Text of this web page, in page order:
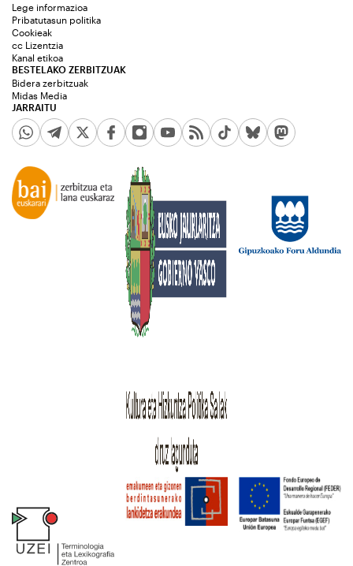
JARRAITU
Lege informazioa
Pribatutasun politika
Cookieak
cc Lizentzia
Kanal etikoa
BESTELAKO ZERBITZUAK
Bidera zerbitzuak
Midas Media